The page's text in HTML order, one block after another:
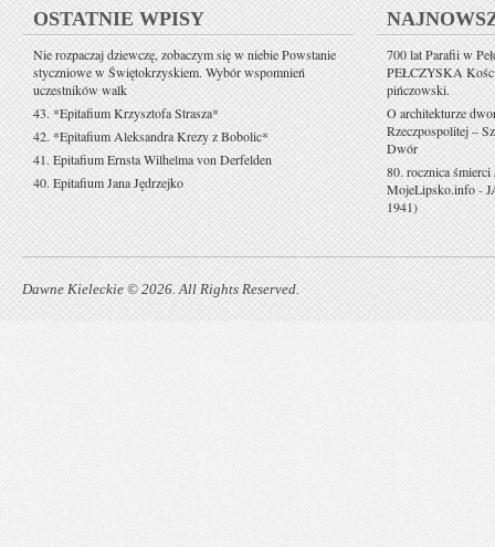
OSTATNIE WPISY
Nie rozpaczaj dziewczę, zobaczym się w niebie Powstanie
styczniowe w Świętokrzyskiem. Wybór wspomnień
uczestników walk
43. *Epitafium Krzysztofa Strasza*
42. *Epitafium Aleksandra Krezy z Bobolic*
41. Epitafium Ernsta Wilhelma von Derfelden
40. Epitafium Jana Jędrzejko
700 lat Parafii w
PEŁCZYSKA
pińczowski.
O architekturze
Rzeczpospolitej –
Dwór
80. rocznica
MojeLipsko.info-
1941)
Dawne Kieleckie © 2026. All Rights Reserved.